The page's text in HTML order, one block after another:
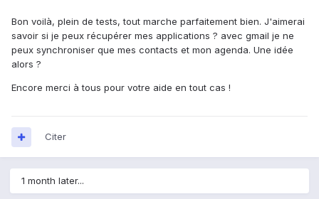
Bon voilà, plein de tests, tout marche parfaitement bien. J'aimerai
savoir si je peux récupérer mes applications ? avec gmail je ne
peux synchroniser que mes contacts et mon agenda. Une idée
alors ?
Encore merci à tous pour votre aide en tout cas !
Citer
1 month later...